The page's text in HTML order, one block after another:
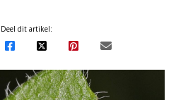
Deel dit artikel: